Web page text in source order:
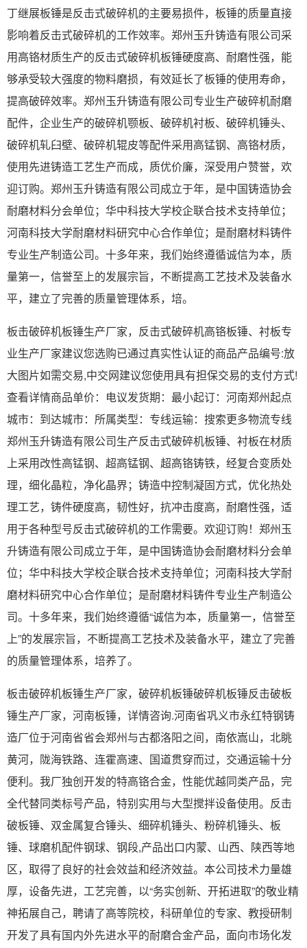
丁继展板锤是反击式破碎机的主要易损件，板锤的质量直接
影响着反击式破碎机的工作效率。郑州玉升铸造有限公司采
用高铬材质生产的反击式破碎机板锤硬度高、耐磨性强，能
够承受较大强度的物料磨损，有效延长了板锤的使用寿命，
提高破碎效率。郑州玉升铸造有限公司专业生产破碎机耐磨
配件，企业生产的破碎机颚板、破碎机衬板、破碎机锤头、
破碎机轧臼壁、破碎机辊皮等配件采用高锰钢、高铬材质，
使用先进铸造工艺生产而成，质优价廉，深受用户赞誉，欢
迎订购。郑州玉升铸造有限公司成立于年，是中国铸造协会
耐磨材料分会单位；华中科技大学校企联合技术支持单位；
河南科技大学耐磨材料研究中心合作单位；是耐磨材料铸件
专业生产制造公司。十多年来，我们始终遵循诚信为本，质
量第一，信誉至上的发展宗旨，不断提高工艺技术及装备水
平，建立了完善的质量管理体系，培。
板击破碎机板锤生产厂家，反击式破碎机高铬板锤、衬板专
业生产厂家建议您选购已通过真实性认证的商品产品编号:放
大图片如需交易,中交网建议您使用具有担保交易的支付方式!
查看详情商品单价：电议发货期：最小起订：河南郑州起点
城市：到达城市：所属类型：专线运输：搜索更多物流专线
郑州玉升铸造有限公司生产反击式破碎机板锤、衬板在材质
上采用改性高锰钢、超高锰钢、超高铬铸铁，经复合变质处
理，细化晶粒，净化晶界；铸造中控制凝固方式，优化热处
理工艺，铸件硬度高，韧性好，抗冲击度高，耐磨性强，适
用于各种型号反击式破碎机的工作需要。欢迎订购！郑州玉
升铸造有限公司成立于年，是中国铸造协会耐磨材料分会单
位；华中科技大学校企联合技术支持单位；河南科技大学耐
磨材料研究中心合作单位；是耐磨材料铸件专业生产制造公
司。十多年来，我们始终遵循“诚信为本，质量第一，信誉至
上”的发展宗旨，不断提高工艺技术及装备水平，建立了完善
的质量管理体系，培养了。
板击破碎机板锤生产厂家，破碎机板锤破碎机板锤反击破板
锤生产厂家，河南板锤，详情咨询.河南省巩义市永红特钢铸
造厂位于河南省省会郑州与古都洛阳之间，南依嵩山，北眺
黄河，陇海铁路、连霍高速、国道贯穿而过，交通运输十分
便利。我厂独创开发的特高铬合金，性能优越同类产品，完
全代替同类标号产品，特别实用与大型搅拌设备使用。反击
破板锤、双金属复合锤头、细碎机锤头、粉碎机锤头、板
锤、球磨机配件钢球、钢段,产品出口内蒙、山西、陕西等地
区，取得了良好的社会效益和经济效益。本公司技术力量雄
厚，设备先进，工艺完善，以“务实创新、开拓进取”的敬业精
神拓展自己，聘请了高等院校，科研单位的专家、教授研制
开发了具有国内外先进水平的耐磨合金产品，面向市场化发